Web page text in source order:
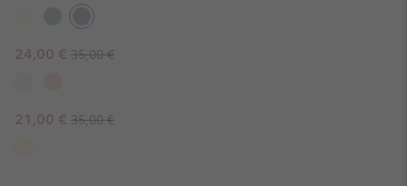
Sale price:
24,00 € Regular price:
35,00 €
Sale price:
21,00 € Regular price:
35,00 €